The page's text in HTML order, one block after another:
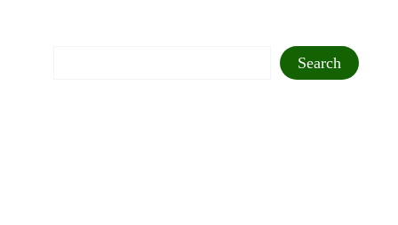
Search